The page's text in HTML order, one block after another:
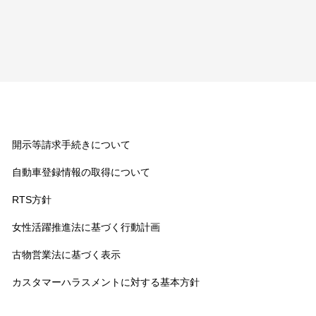
随する事務等）を第三者に業務委
を履行するため
、当社及び当社の提携会社等の事
む金融商品やサービスの研究、開
目的のため
開示等請求手続きについて
自動車登録情報の取得について
RTS方針
女性活躍推進法に基づく行動計画
古物営業法に基づく表示
カスタマーハラスメントに対する基本方針​